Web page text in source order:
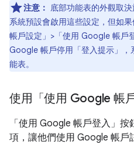
注意： 底部功能表的外觀取
系統預設會啟用這些設定，但如
帳戶設定」>「使用 Google 帳戶
Google 帳戶停用「登入提示」，
能表。
使用「使用 Google 帳
「使用 Google 帳戶登入」
項，讓他們使用 Google 帳戶